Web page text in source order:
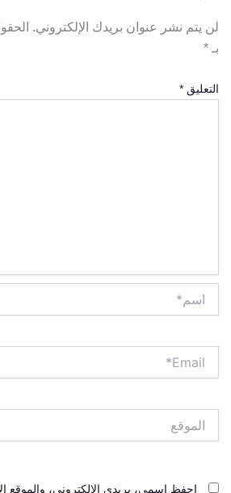
لن يتم نشر عنوان بريدك الإلكتروني.
بـ *
التعليق *
احفظ اسمي، بريدي الإلكتروني، والموقع